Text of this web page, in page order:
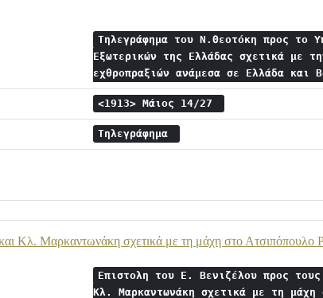
Τηλεγράφημα του Ν.Θεοτόκη προς το
Εξωτερικών της Ελλάδας σχετικά με
εχθροπραξιών ανάμεσα σε Ελλάδα και
<1913> Μάιος 14/27
Τηλεγράφημα
Κλ. Μαρκαντωνάκη σχετικά με τη μάχη στο Ατσιπόπουλο
Επιστολη του Ε. Βενιζέλου προς
Κλ. Μαρκαντωνάκη σχετικά με τη μάχη